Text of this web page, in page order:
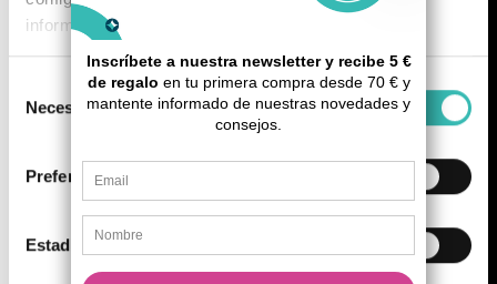
información, consulta nuestra
Necesarias
Preferencias
Estadística